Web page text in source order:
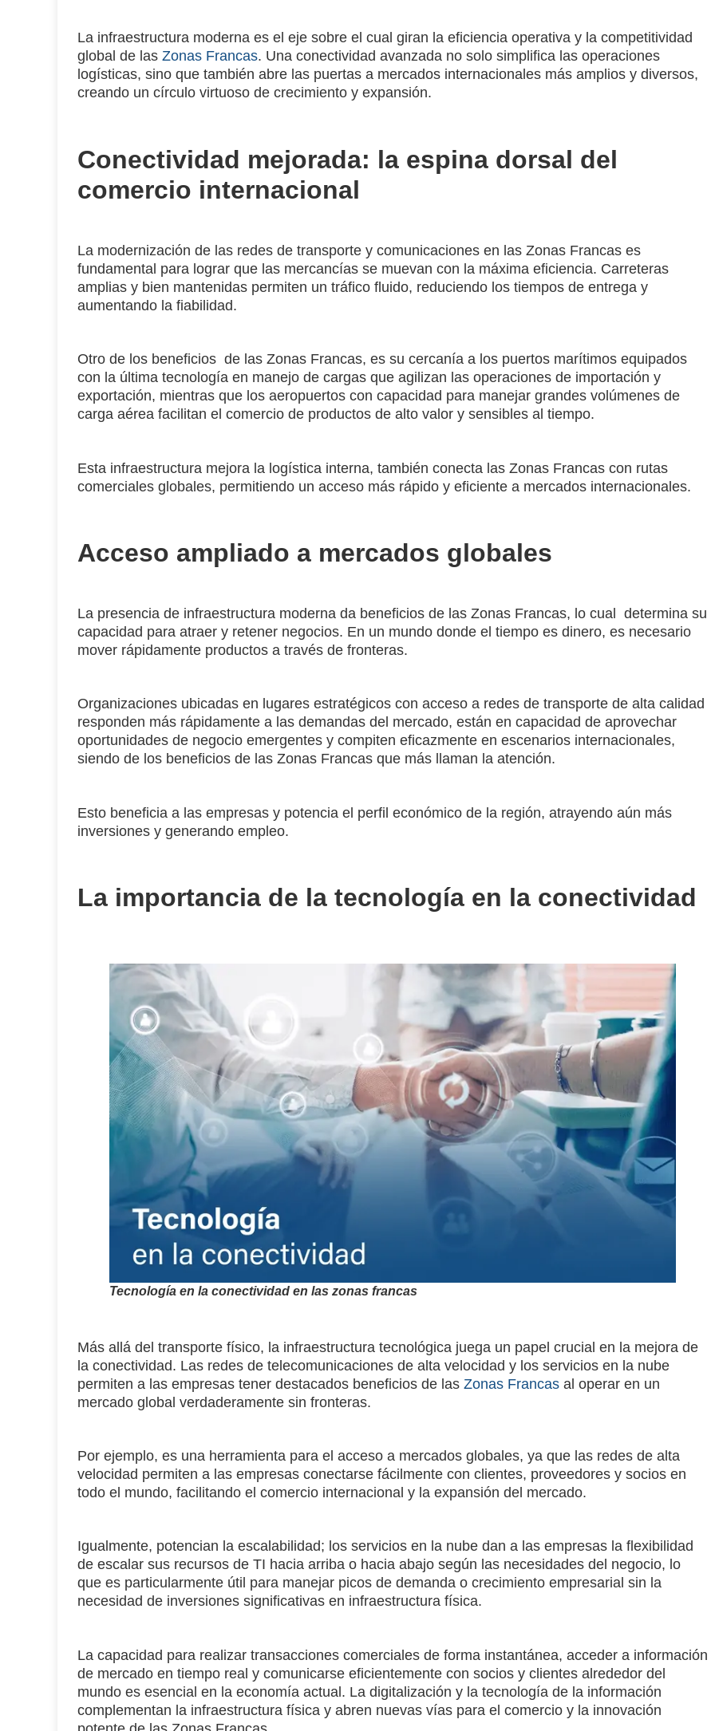
La infraestructura moderna es el eje sobre el cual giran la eficiencia operativa y la competitividad
global de las Zonas Francas. Una conectividad avanzada no solo simplifica las operaciones
logísticas, sino que también abre las puertas a mercados internacionales más amplios y diversos,
creando un círculo virtuoso de crecimiento y expansión.
Conectividad mejorada: la espina dorsal del
comercio internacional
La modernización de las redes de transporte y comunicaciones en las Zonas Francas es
fundamental para lograr que las mercancías se muevan con la máxima eficiencia. Carreteras
amplias y bien mantenidas permiten un tráfico fluido, reduciendo los tiempos de entrega y
aumentando la fiabilidad.
Otro de los beneficios de las Zonas Francas, es su cercanía a los puertos marítimos equipados
con la última tecnología en manejo de cargas que agilizan las operaciones de importación y
exportación, mientras que los aeropuertos con capacidad para manejar grandes volúmenes de
carga aérea facilitan el comercio de productos de alto valor y sensibles al tiempo.
Esta infraestructura mejora la logística interna, también conecta las Zonas Francas con rutas
comerciales globales, permitiendo un acceso más rápido y eficiente a mercados internacionales.
Acceso ampliado a mercados globales
La presencia de infraestructura moderna da beneficios de las Zonas Francas, lo cual determina su
capacidad para atraer y retener negocios. En un mundo donde el tiempo es dinero, es necesario
mover rápidamente productos a través de fronteras.
Organizaciones ubicadas en lugares estratégicos con acceso a redes de transporte de alta calidad
responden más rápidamente a las demandas del mercado, están en capacidad de aprovechar
oportunidades de negocio emergentes y compiten eficazmente en escenarios internacionales,
siendo de los beneficios de las Zonas Francas que más llaman la atención.
Esto beneficia a las empresas y potencia el perfil económico de la región, atrayendo aún más
inversiones y generando empleo.
La importancia de la tecnología en la conectividad
Tecnología en la conectividad en las zonas francas
Más allá del transporte físico, la infraestructura tecnológica juega un papel crucial en la mejora de
la conectividad. Las redes de telecomunicaciones de alta velocidad y los servicios en la nube
permiten a las empresas tener destacados beneficios de las Zonas Francas al operar en un
mercado global verdaderamente sin fronteras.
Por ejemplo, es una herramienta para el acceso a mercados globales, ya que las redes de alta
velocidad permiten a las empresas conectarse fácilmente con clientes, proveedores y socios en
todo el mundo, facilitando el comercio internacional y la expansión del mercado.
Igualmente, potencian la escalabilidad; los servicios en la nube dan a las empresas la flexibilidad
de escalar sus recursos de TI hacia arriba o hacia abajo según las necesidades del negocio, lo
que es particularmente útil para manejar picos de demanda o crecimiento empresarial sin la
necesidad de inversiones significativas en infraestructura física.
La capacidad para realizar transacciones comerciales de forma instantánea, acceder a información
de mercado en tiempo real y comunicarse eficientemente con socios y clientes alrededor del
mundo es esencial en la economía actual. La digitalización y la tecnología de la información
complementan la infraestructura física y abren nuevas vías para el comercio y la innovación